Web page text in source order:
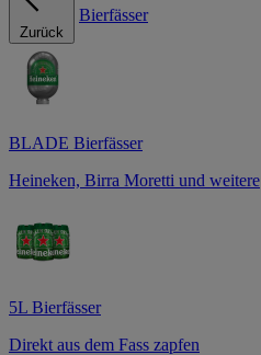
Zurück
Bierfässer
BLADE Bierfässer
Heineken, Birra Moretti und weitere
5L Bierfässer
Direkt aus dem Fass zapfen